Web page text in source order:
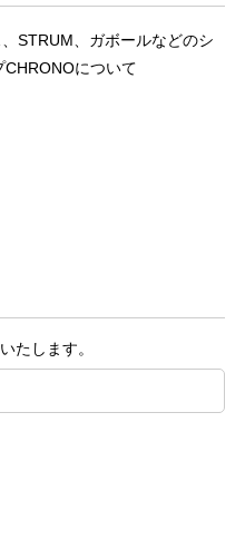
STRUM、ガボールなどのシ
について
たします。